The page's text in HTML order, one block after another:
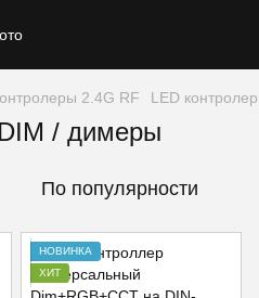
2.4G RF LED
/ димеры
По популярности
НОВИНКА
ХИТ